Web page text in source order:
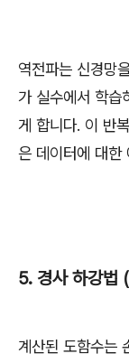
역전파는 신경망
가 실수에서 학습
게 합니다. 이 반
은 데이터에 대한
5. 경사 하강
계산된 도함수는